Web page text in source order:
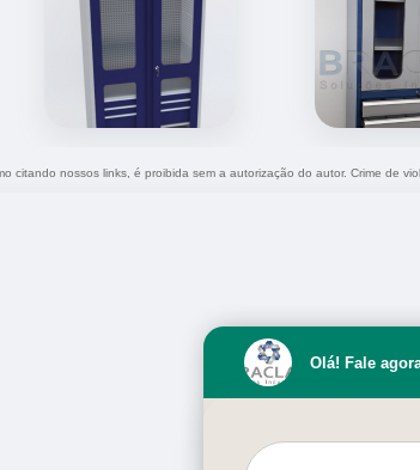
citando nossos links, é proibida sem a autorização do autor. Crime de
Olá! Fale